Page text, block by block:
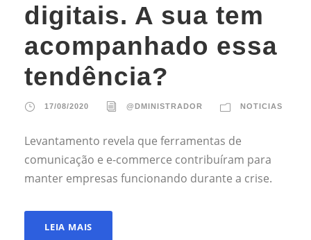
digitais. A sua tem
acompanhado essa
tendência?
17/08/2020 @DMINISTRADOR NOTICIAS
Levantamento revela que ferramentas de
comunicação e e-commerce contribuíram para
manter empresas funcionando durante a crise.
LEIA MAIS